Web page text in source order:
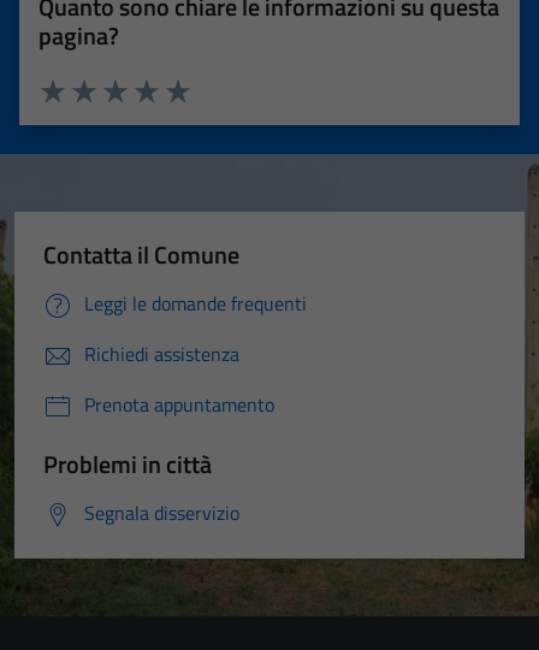
pagina?
Valuta 5 stelle su 5
Valuta 4 stelle su 5
Valuta 3 stelle su 5
Valuta 2 stelle su 5
Valuta 1 stelle su 5
Contatta il Comune
Leggi le domande frequenti
Richiedi assistenza
Prenota appuntamento
Problemi in città
Segnala disservizio